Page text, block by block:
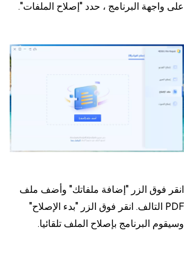
على واجهة البرنامج ، حدد "إصلاح الملفات".
انقر فوق الزر "إضافة ملفاتك" وأضف ملف
PDF التالف. انقر فوق الزر "بدء الإصلاح"
وسيقوم البرنامج بإصلاح الملف تلقائيا.